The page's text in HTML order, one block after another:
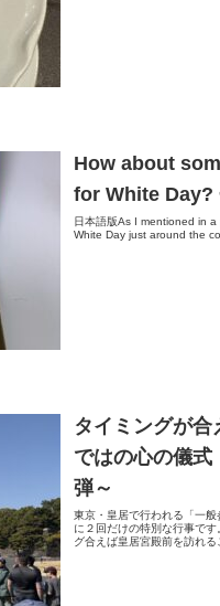
How about
for White Day?
日本語版As I mentioned in
White Day just around the
タイミングが合
ではの心の儀
弾～
東京・皇居で行われる「一
に２回だけの特別な行事で
グ合えば皇居宮殿前を訪れ